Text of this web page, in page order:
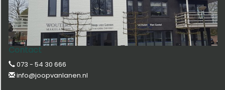
Contact
073 - 54 30 666
info@joopvanlanen.nl